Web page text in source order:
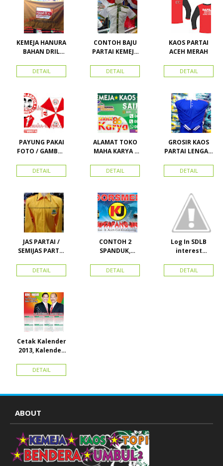
Advertising
Pasar Senen
KEMEJA HANURA
BAHAN DRIL
HANURA
DETAIL
CONTOH BAJU
PARTAI KEMEJA
SEMUA ATRIBUT
PARTAI
DETAIL
KAOS PARTAI
ACEH MERAH
DETAIL
PAYUNG PAKAI
FOTO / GAMBAR
KAMPANYE,
PARTAI DAN
DETAIL
ALAMAT TOKO
MAHA KARYA /
PERDANA 411
DETAIL
GROSIR KAOS
PARTAI LENGAN
MURAH
LACOSTE SEMUA
STOK
DETAIL
JAS PARTAI /
SEMIJAS PARTAI
DETAIL
CONTOH 2
SPANDUK,
KARTU NAMA
DETAIL
Log In SDLB
interest
DETAIL
Cetak Kalender
2013, Kalender
2015 dan
atribut partai
DETAIL
ABOUT